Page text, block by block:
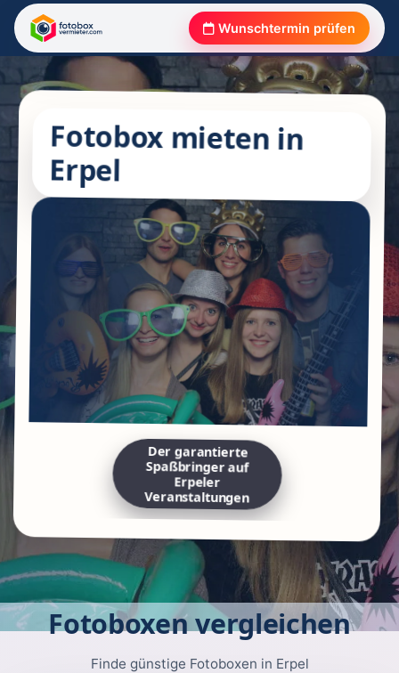
Wunschtermin prüfen
Fotobox mieten in
Erpel
Der garantierte
Spaßbringer auf
Erpeler
Veranstaltungen
Fotoboxen vergleichen
Finde günstige Fotoboxen in Erpel